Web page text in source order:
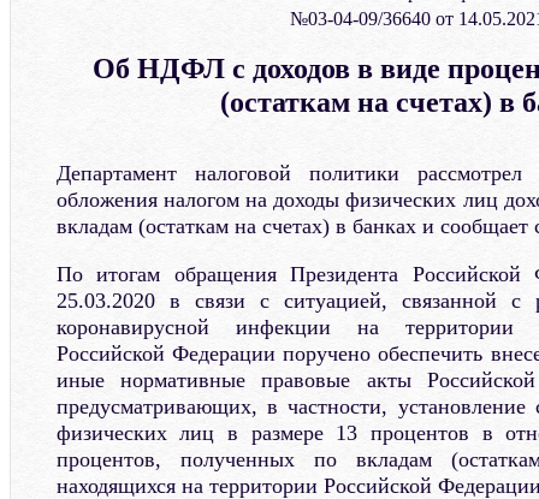
№03-04-09/36640 от
Об НДФЛ с доходов в виде
(остаткам на счетах) в
Департамент налоговой политики
обложения налогом на доходы физических лиц
вкладам (остаткам на счетах) в банках и
По итогам обращения Президента
25.03.2020 в связи с ситуацией, связанной с
коронавирусной инфекции на территории
Российской Федерации поручено обеспечить
иные нормативные правовые акты
предусматривающих, в частности, установление
физических лиц в размере 13 процентов в
процентов, полученных по вкладам
находящихся на территории Российской